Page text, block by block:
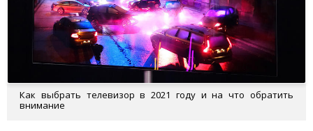
Как выбрать телевизор в 2021 году и на что обратить
внимание